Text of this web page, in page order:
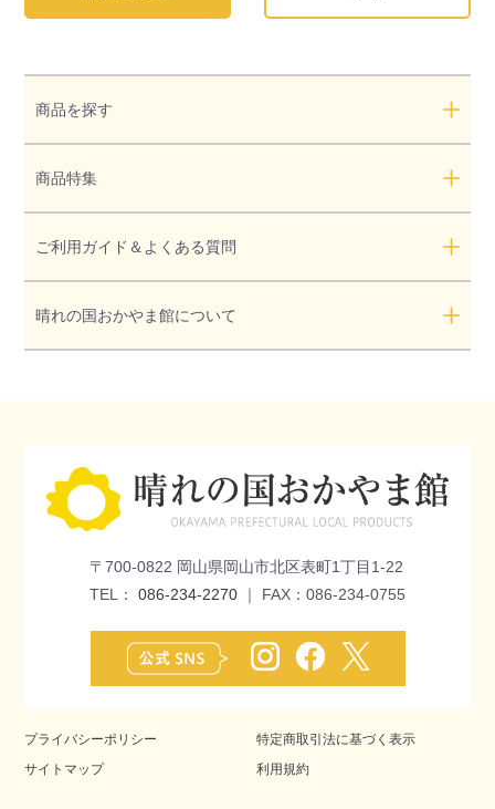
商品を探す
商品特集
ご利用ガイド＆よくある質問
晴れの国おかやま館について
〒700-0822 岡山県岡山市北区表町1丁目1-22
TEL： 086-234-2270 ｜ FAX：086-234-0755
プライバシーポリシー
特定商取引法に基づく表示
サイトマップ
利用規約